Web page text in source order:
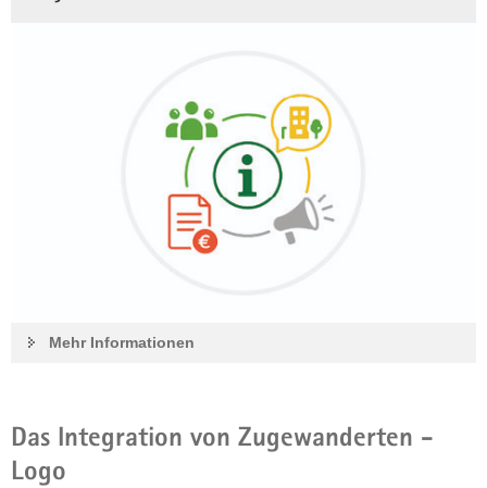
Mehr Informationen
Das Integration von Zugewanderten -
Logo